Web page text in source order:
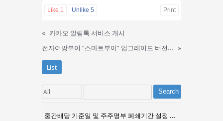
Like 1 Unlike 5 Print
« 카카오 알림톡 서비스 개시
전자어망부이 “스마트부이” 업그레이드 버전 출시
»
List
Search
중간배당 기준일 및 주주명부 폐쇄기간 설정 공고문